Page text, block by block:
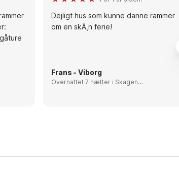
Dejligt hus som kunne danne rammer
om en skÃ¸n ferie!
Frans - Viborg
Overnattet 7 nætter i Skagen